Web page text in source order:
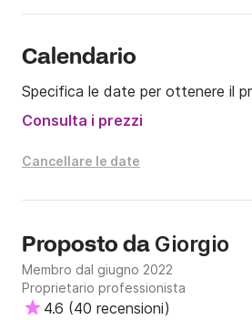
Calendario
Specifica le date per ottenere il
Consulta i prezzi
Cancellare le date
Proposto da Giorgio
Membro dal giugno 2022
Proprietario professionista
4.6 (40 recensioni)